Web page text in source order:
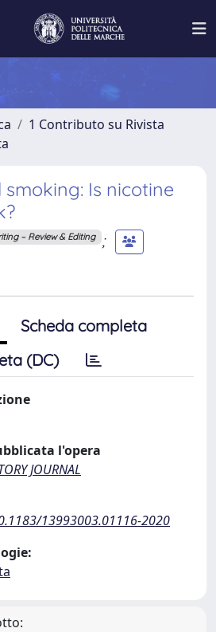
1 Contributo su Rivista
smoking: Is nicotine
– Review & Editing ;
Scheda completa
(DC)
l'opera
JOURNAL
13993003.01116-2020